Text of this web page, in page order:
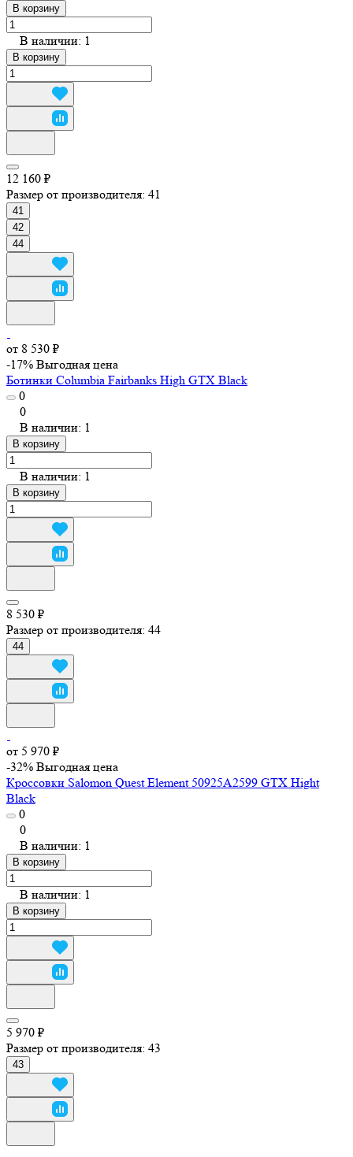
В корзину
В наличии: 1
В корзину
12 160 ₽
Размер от производителя: 41
41
42
44
от 8 530 ₽
-17% Выгодная цена
Ботинки Columbia Fairbanks High GTX Black
0
0
В наличии: 1
В корзину
В наличии: 1
В корзину
8 530 ₽
Размер от производителя: 44
44
от 5 970 ₽
-32% Выгодная цена
Кроссовки Salomon Quest Element 50925A2599 GTX Hight
Black
0
0
В наличии: 1
В корзину
В наличии: 1
В корзину
5 970 ₽
Размер от производителя: 43
43